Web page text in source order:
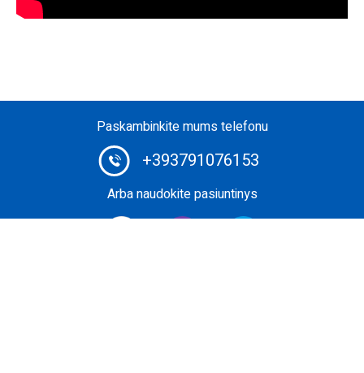
Paskambinkite mums telefonu
+393791076153
Arba naudokite pasiuntinys